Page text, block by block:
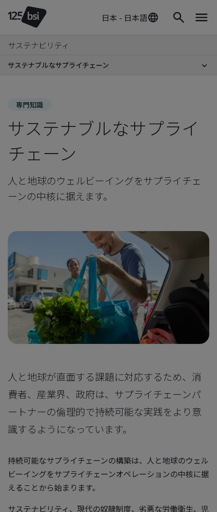
日本 - 日本語
サステナビリティ
サステナブルなサプライチェーン
専門知識
サステナブルなサプライ
チェーン
人と地球のウェルビーイングをサプライチェ
ーンの中核に据えます。
人と地球が直面する課題に対応するため、消
費者、産業界、政府は、サプライチェーンパ
ートナーの倫理的で持続可能な実践をより意
識するようになっています。
持続可能なサプライチェーンの構築は、人と地球のウェル
ビーイングをサプライチェーンオペレーションの中核に据
えることから始まります。
サステナビリティ、現代の奴隷制度、劣悪な労働衛生、児